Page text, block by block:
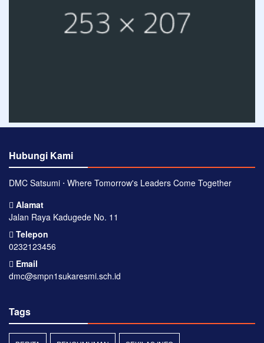
Hubungi Kami
DMC Satsumi ⋅ Where Tomorrow's Leaders Come Together
Alamat
Jalan Raya Kadugede No. 11
Telepon
0232123456
Email
dmc@smpn1sukaresmi.sch.id
Tags